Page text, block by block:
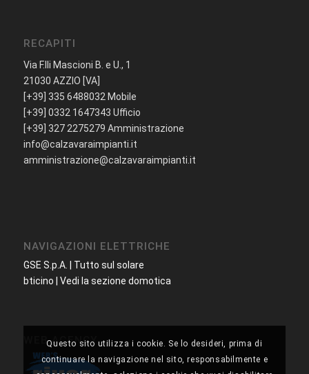
RECAPITI
Via F.lli Mascioni B. e U., 1
21030 AZZIO [VA]
[+39] 335 6488032 Mobile
[+39] 0332 1647343 Ufficio
[+39] 327 2275279 Amministrazione
info@calzavaraimpianti.it
amministrazione@calzavaraimpianti.it
NAVIGAZIONI ELETTRICHE
GSE S.p.A. | Tutto sul solare
bticino | Vedi la sezione domotica
WEB AGENCY
Questo sito utilizza i cookie. Se lo desideri, prima di
continuare la navigazione nel sito, responsabilmente e